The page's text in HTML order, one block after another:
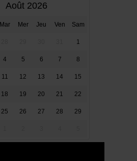
Août 2026
Mar Mer Jeu Ven Sam
1
4 5 6 7 8
11 12 13 14 15
18 19 20 21 22
25 26 27 28 29